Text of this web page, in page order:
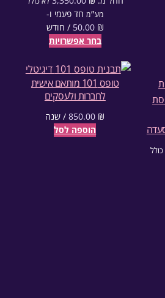
מע״מחד פעמי⁦⁩ ו-
50.00 ₪
/ חודש
בחר אפשרויות
טופס 101 מותאם אישית
לחברות ולעסקים
850.00 ₪
/ שנה
הוספה לסל